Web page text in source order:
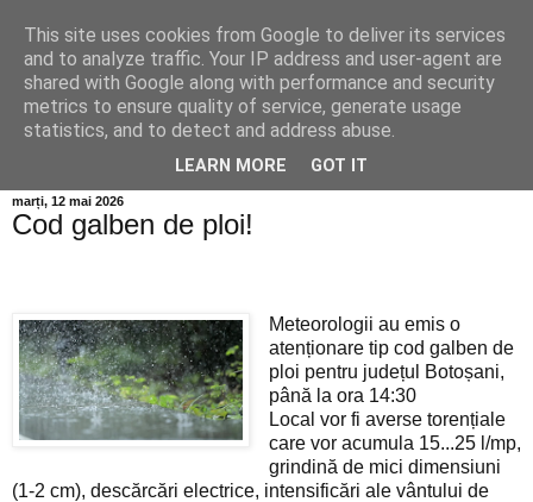
Info MILEANCA
BINE AȚI VENIT! *Jurnal online de informație și opinie;
Duminică 09 August, 2026
marți, 12 mai 2026
Cod galben de ploi!
Meteorologii au emis o
atenționare tip cod galben de
ploi pentru județul Botoșani,
până la ora 14:30
Local vor fi averse torențiale
care vor acumula 15...25 l/mp,
grindină de mici dimensiuni
(1-2 cm), descărcări electrice, intensificări ale vântului de
This site uses cookies from Google to deliver its services
and to analyze traffic. Your IP address and user-agent are
shared with Google along with performance and security
metrics to ensure quality of service, generate usage
statistics, and to detect and address abuse.
LEARN MORE GOT IT